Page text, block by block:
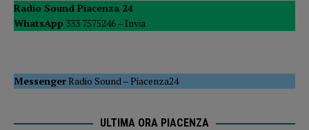
Radio Sound Piacenza 24
WhatsApp 333 7575246 – Invia
MessengerRadio Sound –Piacenza24
ULTIMA ORA PIACENZA